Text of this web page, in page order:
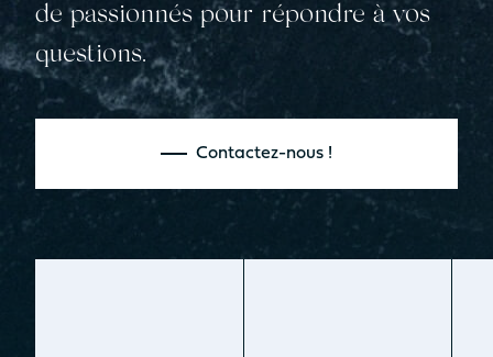
de passionnés pour répondre à vos
questions.
Contactez-nous !